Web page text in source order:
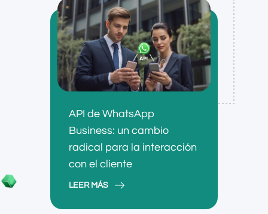
API de WhatsApp
Business: un cambio
radical para la interacción
con el cliente
LEER MÁS